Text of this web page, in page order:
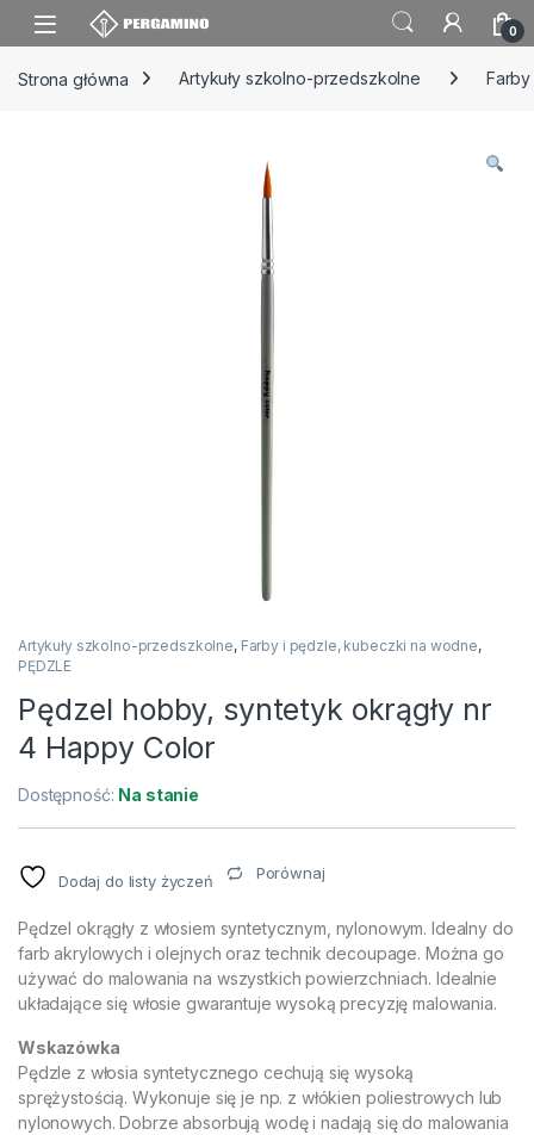
Skip to navigation
Skip to content
0
Strona główna Artykuły szkolno-przedszkolne
Artykuły szkolno-przedszkolne, Farby i pędzle, kubeczki na wodne,
PĘDZLE
Pędzel hobby, syntetyk okrągły nr
4 Happy Color
Dostępność: Na stanie
Dodaj do listy życzeń Porównaj
Pędzel okrągły z włosiem syntetycznym, nylonowym. Idealny do
farb akrylowych i olejnych oraz technik decoupage. Można go
używać do malowania na wszystkich powierzchniach. Idealnie
układające się włosie gwarantuje wysoką precyzję malowania.
Wskazówka
Pędzle z włosia syntetycznego cechują się wysoką
sprężystością. Wykonuje się je np. z włókien poliestrowych lub
nylonowych. Dobrze absorbują wodę i nadają się do malowania